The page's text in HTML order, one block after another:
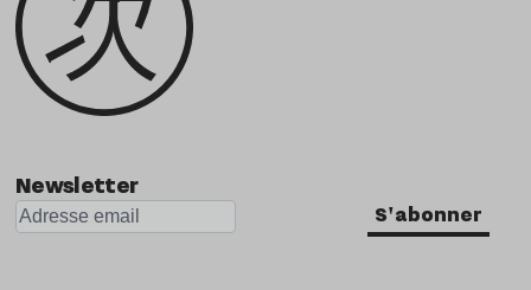
Newsletter
S'abonner